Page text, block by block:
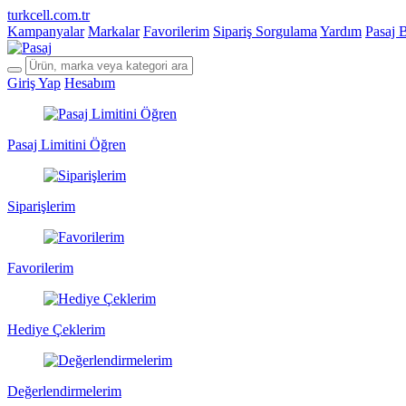
turkcell.com.tr
Kampanyalar Markalar Favorilerim Sipariş Sorgulama Yardım Pasaj
Giriş Yap Hesabım
Pasaj Limitini Öğren
Siparişlerim
Favorilerim
Hediye Çeklerim
Değerlendirmelerim